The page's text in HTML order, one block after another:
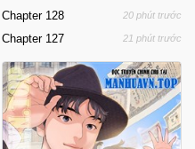
Chapter 128 20 phút trước
Chapter 127 21 phút trước